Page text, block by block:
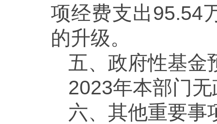
项经费支出95.54
的升级。
五、政府性基金
2023年本部门
六、其他重要事